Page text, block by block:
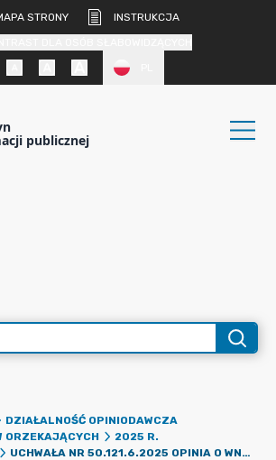
STRONY
INSTRUKCJA
publicznej
DZIAŁALNOŚĆ OPINIODAWCZA
ORZEKAJĄCYCH
2025 R.
UCHWAŁA NR 50.121.6.2025 OPINIA O WNIOSKU KOMISJI REWIZYJNEJ W SPRAWIE ABSOLUTORIUM